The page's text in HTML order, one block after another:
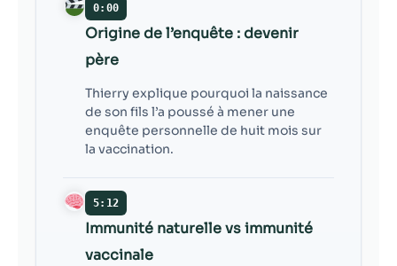
0:00
Origine de l’enquête : devenir
père
Thierry explique pourquoi la naissance
de son fils l’a poussé à mener une
enquête personnelle de huit mois sur
la vaccination.
5:12
Immunité naturelle vs immunité
vaccinale